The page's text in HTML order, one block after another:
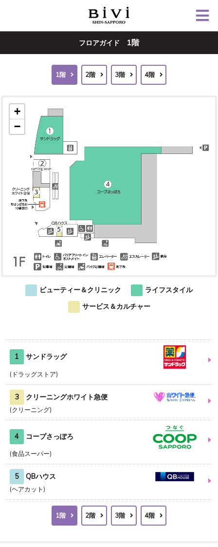
フロアガイド 1階
1階 2階 3階 4階
+
−
ビューティー＆クリニック
ライフスタイル
サービス＆カルチャー
1 サンドラッグ
ドラッグストア
3 クリーニングホワイト急便
クリーニング
4 コープさっぽろ
食品スーパー
5 QBハウス
ヘアカット
1階 2階 3階 4階